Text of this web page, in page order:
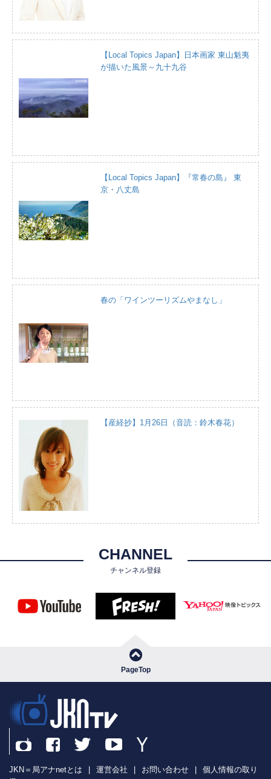
【Local Topics Japan】日本画家 東山魁夷
が描いた風景～九十九谷
【Local Topics Japan】『常春の島』 東
京・八丈島
春の「ワインツーリズムやまなし」
【産経抄】1月26日（音読：鈴木春花）
CHANNEL
チャンネル登録
PageTop
JKN＝局アナnetとは 運営会社 お問い合わせ
個人情報の取り